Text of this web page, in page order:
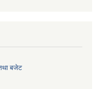
बजेट